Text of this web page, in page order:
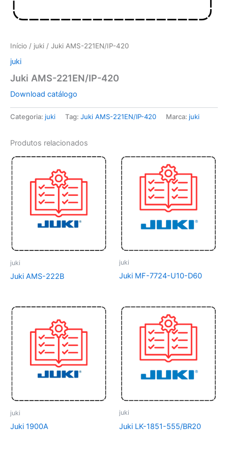
Início / juki / Juki AMS-221EN/IP-420
juki
Juki AMS-221EN/IP-420
Download catálogo
Categoria: juki Tag: Juki AMS-221EN/IP-420 Marca: juki
Produtos relacionados
juki
Juki AMS-222B
juki
Juki MF-7724-U10-D60
juki
Juki 1900A
juki
Juki LK-1851-555/BR20